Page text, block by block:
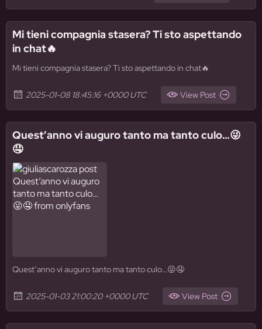
Mi tieni compagnia stasera? Ti sto aspettando
in chat🔥
Mi tieni compagnia stasera? Ti sto aspettando in chat🔥
2025-01-08 18:45:16 +0000 UTC View Post
Quest’anno vi auguro tanto ma tanto culo…😜
🤤
Quest’anno vi auguro tanto ma tanto culo…😜🤤
2025-01-03 21:00:20 +0000 UTC View Post